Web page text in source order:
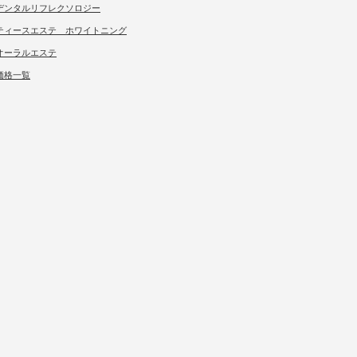
ンタルリフレクソロジー
ィースエステ ホワイトニング
ーラルエステ
格一覧